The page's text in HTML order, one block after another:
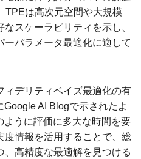
TPEは高次元空間や大規模
スケーラビリティを示し、
パラメータ最適化に適して
ィデリティベイズ最適化の有
AI Blogで示されたよ
ように評価に多大な時間を要
度情報を活用することで、総
高精度な最適解を見つける